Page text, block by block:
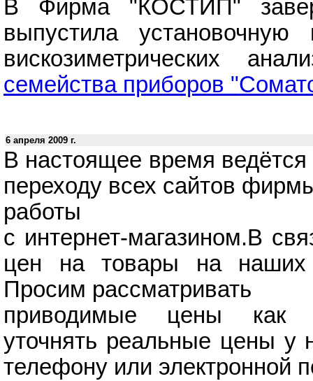
В Фирма "КОСТИП"
выпустила
вискозиметрических
семейства приборов
6 апреля 2009 г.
В настоящее время ведётся
переходу всех сайтов
работы
с интернет-магазином.В
цен на товары на наших
Просим рассматривать
приводимые цены как
уточнять реальные цены у
телефону или электронной